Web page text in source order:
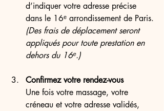
d’indiquer votre adresse précise
dans le 16ᵉ arrondissement de Paris.
(Des frais de déplacement seront
appliqués pour toute prestation en
dehors du 16ᵉ.)
Confirmez votre rendez-vous
Une fois votre massage, votre
créneau et votre adresse validés,